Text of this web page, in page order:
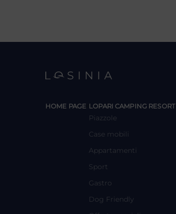
HOME PAGE LOPARI CAMPING RESORT
Piazzole
Case mobili
Appartamenti
Sport
Gastro
Dog Friendly
y